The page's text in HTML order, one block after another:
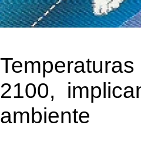
2100,
ambiente